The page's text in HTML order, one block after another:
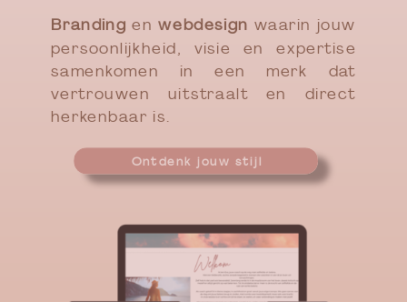
Brandingen webdesign waarin jouw
persoonlijkheid, visie en expertise
samenkomen in een merk dat
vertrouwen uitstraalt en direct
herkenbaar is.
Ontdenk jouw stijl